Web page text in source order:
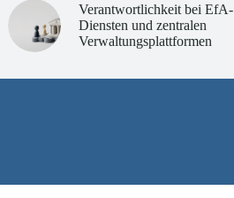
Verantwortlichkeit bei EfA-
Diensten und zentralen
Verwaltungsplattformen